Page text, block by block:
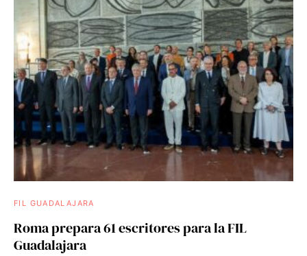
FIL GUADALAJARA
Roma prepara 61 escritores para la FIL
Guadalajara